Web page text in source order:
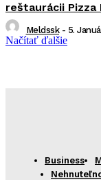
reštaurácii Pizza
Meldssk - 5.
Načítať ďalšie
Business